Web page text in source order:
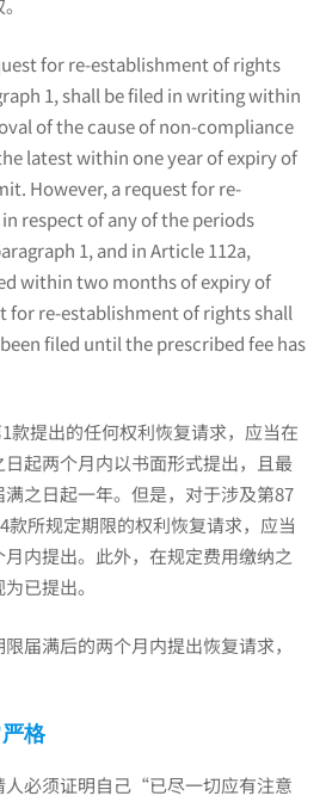
for re-establishment of rights
1, shall be filed in writing within
of the cause of non-compliance
latest within one year of expiry of
However, a request for re-
respect of any of the periods
1, and in Article 112a,
within two months of expiry of
for re-establishment of rights shall
filed until the prescribed fee has
款提出的任何权利恢复请求，应当在
起两个月内以书面形式提出，且最
之日起一年。但是，对于涉及第87
款所规定期限的权利恢复请求，应当
内提出。此外，在规定费用缴纳之
已提出。
届满后的两个月内提出恢复请求，
格
人必须证明自己“已尽一切应有注意